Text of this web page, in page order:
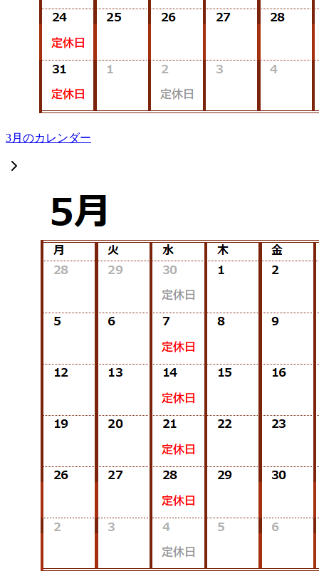
3月のカレンダー